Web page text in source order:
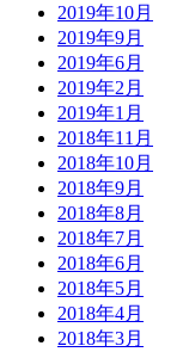
2019年10月
2019年9月
2019年6月
2019年2月
2019年1月
2018年11月
2018年10月
2018年9月
2018年8月
2018年7月
2018年6月
2018年5月
2018年4月
2018年3月